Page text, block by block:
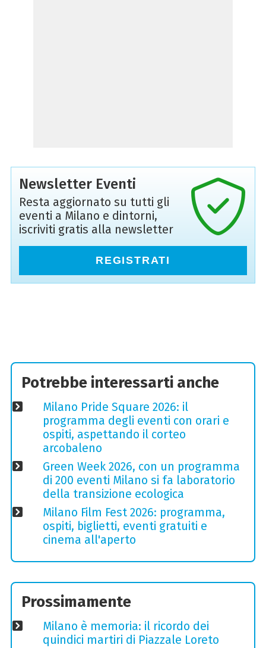
Newsletter Eventi
Resta aggiornato su tutti gli
eventi a Milano e dintorni,
iscriviti gratis alla newsletter
REGISTRATI
Potrebbe interessarti anche
Milano Pride Square 2026: il
programma degli eventi con orari e
ospiti, aspettando il corteo
arcobaleno
Green Week 2026, con un programma
di 200 eventi Milano si fa laboratorio
della transizione ecologica
Milano Film Fest 2026: programma,
ospiti, biglietti, eventi gratuiti e
cinema all'aperto
Prossimamente
Milano è memoria: il ricordo dei
quindici martiri di Piazzale Loreto